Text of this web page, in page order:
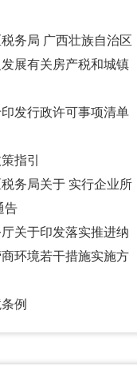
务局 广西壮族自治区
展有关房产税和城镇
发行政许可事项清单
指引
务局关于 实行企业所
告
关于印发落实推进纳
环境若干措施实施方
例